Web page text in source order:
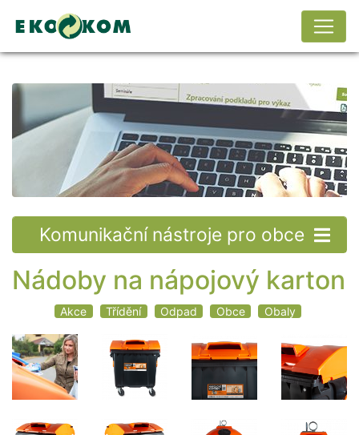
Komunikační nástroje pro obce
Nádoby na nápojový karton
Akce Třídění Odpad Obce Obaly